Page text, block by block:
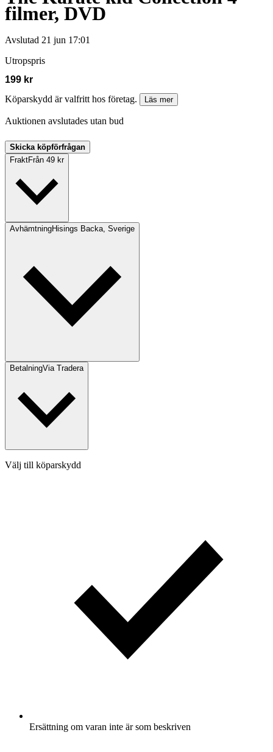
filmer, DVD
Avslutad 21 jun 17:01
Utropspris
199 kr
Köparskydd är valfritt hos företag.
Läs mer
Auktionen avslutades utan bud
Skicka köpförfrågan
FraktFrån 49 kr
AvhämtningHisings Backa, Sverige
BetalningVia Tradera
Välj till köparskydd
Ersättning om varan inte är som beskriven